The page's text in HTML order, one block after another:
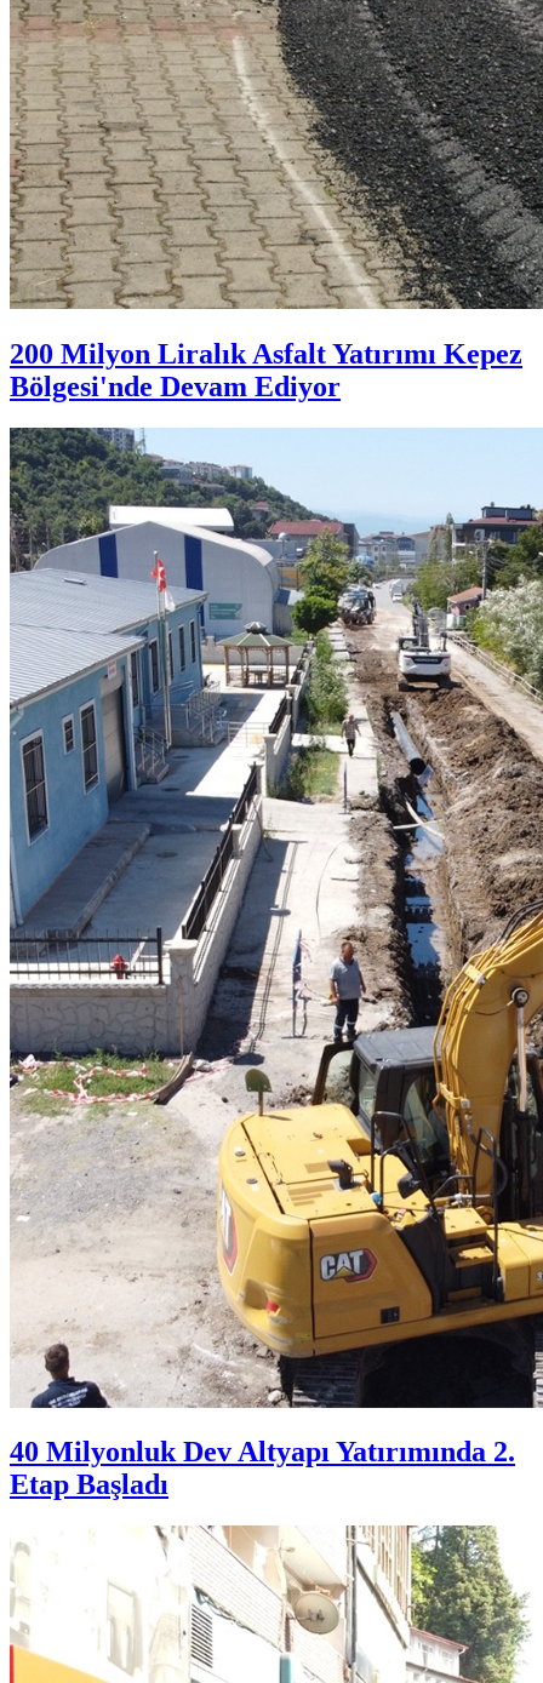
200 Milyon Liralık Asfalt Yatırımı Kepez
Bölgesi'nde Devam Ediyor
40 Milyonluk Dev Altyapı Yatırımında 2.
Etap Başladı